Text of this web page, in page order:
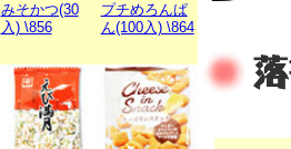
みそかつ(30
入) \856
プチめろんぱ
ん(100入) \864